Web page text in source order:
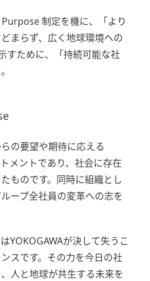
制定を機に、「より
まらず、広く地球環境への
すために、「持続可能な社
の要望や期待に応える
メントであり、社会に存在
ものです。同時に組織とし
ープ全社員の変革への志を
YOKOGAWAが決して失うこ
スです。その力を今日の社
人と地球が共生する未来を